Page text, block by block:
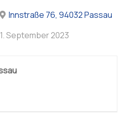
Innstraße 76, 94032 Passau
1. September 2023